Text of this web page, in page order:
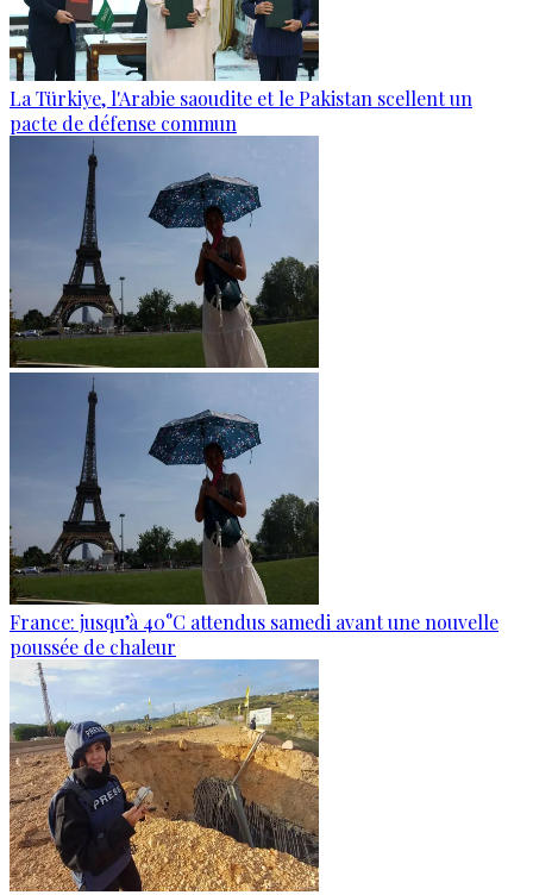
La Türkiye, l'Arabie saoudite et le Pakistan scellent un
pacte de défense commun
France: jusqu’à 40°C attendus samedi avant une nouvelle
poussée de chaleur